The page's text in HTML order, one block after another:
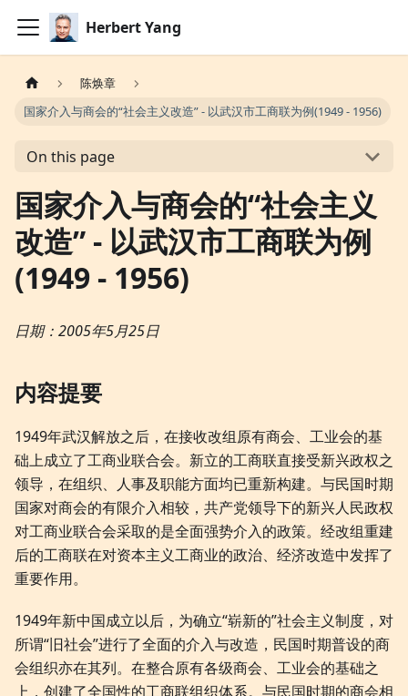
Herbert Yang
陈焕章
国家介入与商会的“社会主义改造” - 以武汉市工商联为例(1949 - 1956)
On this page
国家介入与商会的“社会主义
改造” - 以武汉市工商联为例
(1949 - 1956)
日期：2005年5月25日
内容提要
1949年武汉解放之后，在接收改组原有商会、工业会的基
础上成立了工商业联合会。新立的工商联直接受新兴政权之
领导，在组织、人事及职能方面均已重新构建。与民国时期
国家对商会的有限介入相较，共产党领导下的新兴人民政权
对工商业联合会采取的是全面强势介入的政策。经改组重建
后的工商联在对资本主义工商业的政治、经济改造中发挥了
重要作用。
1949年新中国成立以后，为确立“崭新的”社会主义制度，对
所谓“旧社会”进行了全面的介入与改造，民国时期普设的商
会组织亦在其列。在整合原有各级商会、工业会的基础之
上，创建了全国性的工商联组织体系。与民国时期的商会相